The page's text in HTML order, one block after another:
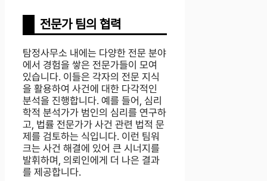
전문가 팀의 협력
탐정사무소 내에는 다양한 전문 분야
에서 경험을 쌓은 전문가들이 모여
있습니다. 이들은 각자의 전문 지식
을 활용하여 사건에 대한 다각적인
분석을 진행합니다. 예를 들어, 심리
학적 분석가가 범인의 심리를 연구하
고, 법률 전문가가 사건 관련 법적 문
제를 검토하는 식입니다. 이런 팀워
크는 사건 해결에 있어 큰 시너지를
발휘하며, 의뢰인에게 더 나은 결과
를 제공합니다.